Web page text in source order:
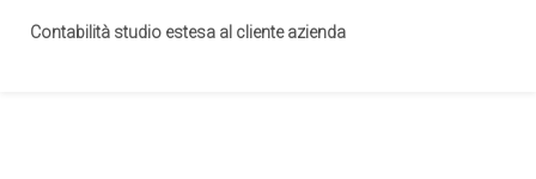
Contabilità studio estesa al cliente azienda